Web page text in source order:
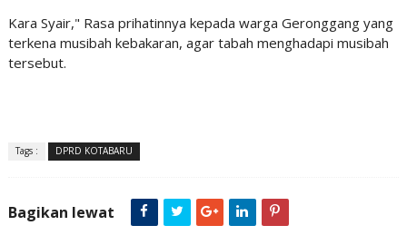
Kara Syair," Rasa prihatinnya kepada warga Geronggang yang
terkena musibah kebakaran, agar tabah menghadapi musibah
tersebut.
Tags : DPRD KOTABARU
Bagikan lewat